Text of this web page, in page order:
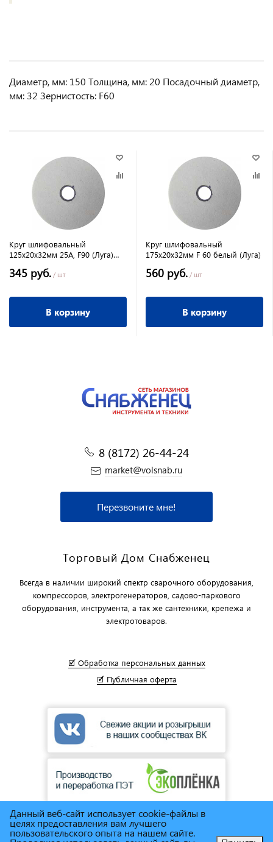
Диаметр, мм: 150 Толщина, мм: 20 Посадочный диаметр,
мм: 32 Зернистость: F60
Круг шлифовальный
125х20х32мм 25А, F90 (Луга)
345 руб. / шт
В корзину
Круг шлифовальный
175х20х32мм F 60 белый (Луга)
560 руб. / шт
В корзину
8 (8172) 26-44-24
market@volsnab.ru
Перезвоните мне!
Торговый Дом Снабженец
Всегда в наличии широкий спектр сварочного оборудования,
компрессоров, электрогенераторов, садово-паркового
оборудования, инструмента, а так же сантехники, крепежа и
электротоваров.
🗹 Обработка персональных данных
🗹 Публичная оферта
Данный веб-сайт использует cookie-файлы в
целях предоставления вам лучшего
пользовательского опыта на нашем сайте.